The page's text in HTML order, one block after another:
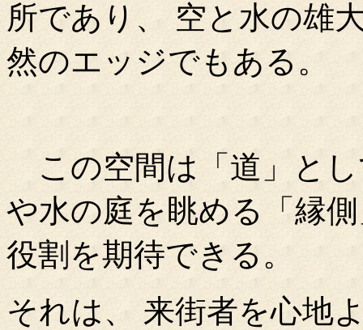
所であり、 空と水の雄
然のエッジでもある。
この空間は「道」とし
や水の庭を眺める「縁
役割を期待できる。
それは、 来街者を心地